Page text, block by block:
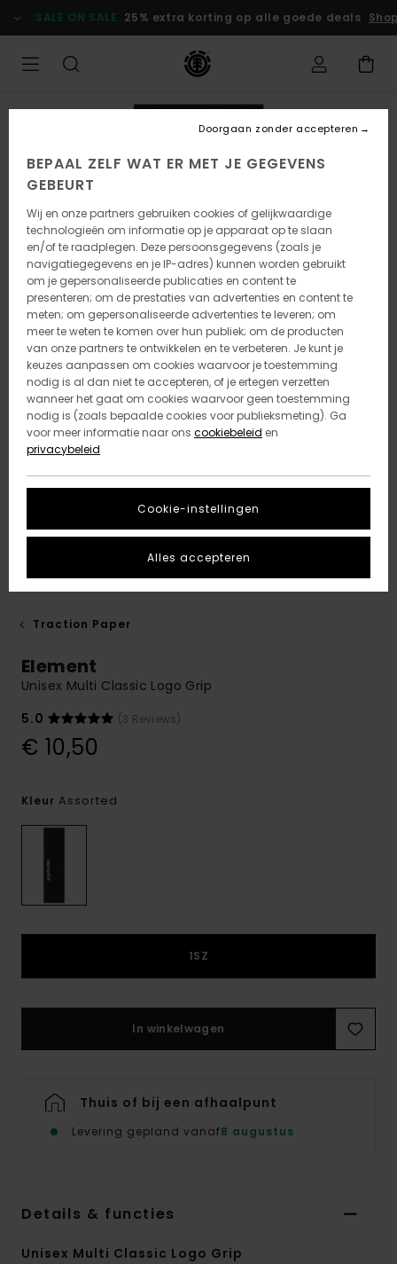
naar
Productinformatie
SALE ON SALE 25% extra korting op alle goede deals
Traction Paper
Element
Unisex Multi Classic Logo Grip
5.0
(3 Reviews)
€ 10,50
Kleur Assorted
1SZ
In winkelwagen
Thuis of bij een afhaalpunt
Levering gepland vanaf8 augustus
Details & functies
Unisex Multi Classic Logo Grip
BEPAAL ZELF WAT ER MET JE GEGEVENS
GEBEURT
Wij en onze partners gebruiken cookies of gelijkwaardige
technologieën om informatie op je apparaat op te slaan
en/of te raadplegen. Deze persoonsgegevens (zoals je
navigatiegegevens en je IP-adres) kunnen worden gebruikt
om je gepersonaliseerde publicaties en content te
presenteren; om de prestaties van advertenties en content te
meten; om gepersonaliseerde advertenties te leveren; om
meer te weten te komen over hun publiek; om de producten
van onze partners te ontwikkelen en te verbeteren. Je kunt je
keuzes aanpassen om cookies waarvoor je toestemming
nodig is al dan niet te accepteren, of je ertegen verzetten
wanneer het gaat om cookies waarvoor geen toestemming
nodig is (zoals bepaalde cookies voor publieksmeting). Ga
voor meer informatie naar ons cookiebeleid en
privacybeleid
Cookie-instellingen
Doorgaan zonder accepteren
Alles accepteren